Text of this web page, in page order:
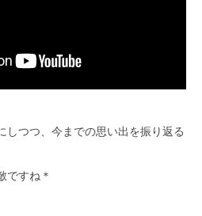
しつつ、今までの思い出を振り返る
ですね＊